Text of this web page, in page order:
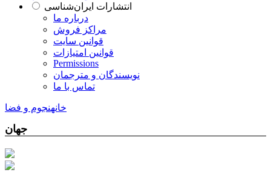
انتشارات ایران‌شناسی
درباره ما
مراکز فروش
قوانین سایت
قوانین امتیازات
Permissions
نویسندگان و مترجمان
تماس با ما
خانهنجوم و فضا
جهان